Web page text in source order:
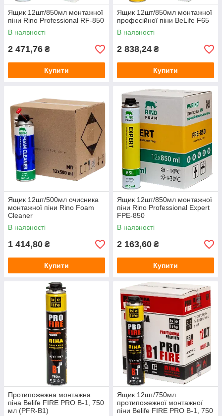
Ящик 12шт/850мл монтажної
піни Rino Professional RF-850
В наявності
2 471,76 ₴
Купити
Ящик 12шт/850мл монтажної
професійної піни BeLife F65
В наявності
2 838,24 ₴
Купити
Ящик 12шт/500мл очисника
монтажної піни Rino Foam
Cleaner
В наявності
1 414,80 ₴
Купити
Ящик 12шт/850мл монтажної
піни Rino Professional Expert
FPE-850
В наявності
2 163,60 ₴
Купити
Протипожежна монтажна
піна Belife FIRE PRO B-1, 750
мл (PFR-B1)
Ящик 12шт/750мл
протипожежної монтажної
піни Belife FIRE PRO B-1, 750